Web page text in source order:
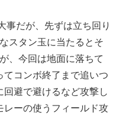
事だが、先ずは立ち回り
スタン玉に当たるとそ
、今回は地面に落ちて
コンボ終了まで追いつ
避で避けるなど攻撃し
レーの使うフィールド攻